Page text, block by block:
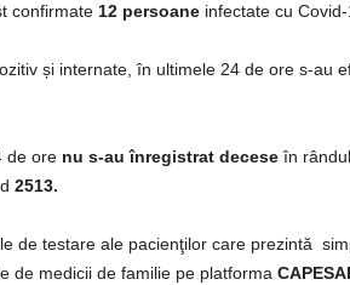
confirmate 12 persoane infectate cu Covid-
și internate, în ultimele 24 de ore s-au
de ore nu s-au înregistrat decese în
2513.
de testare ale pacienţilor care prezintă
de medicii de familie pe platforma